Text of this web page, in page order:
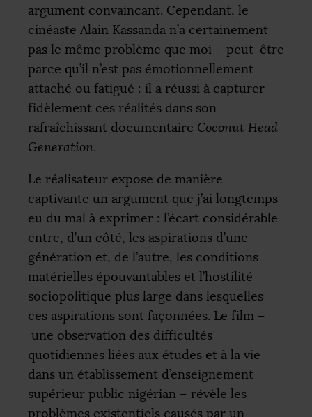
argument convaincant. Cependant, le
cinéaste Alain Kassanda n’a certainement
pas le même problème que moi – peut-être
parce qu’il n’est pas émotionnellement
attaché ou fatigué : il a réussi à capturer
fidèlement ces réalités dans son
rafraîchissant documentaire Coconut Head
Generation.
Le réalisateur expose de manière
captivante un argument que j’ai longtemps
eu du mal à exprimer : l’écart considérable
entre, d’un côté, les aspirations d’une
génération et, de l’autre, les conditions
matérielles épouvantables et l’hostilité
sociopolitique plus large dans lesquelles
ces aspirations sont façonnées. Le film –
une observation des difficultés
quotidiennes liées aux études et à la vie
dans un établissement d’enseignement
supérieur public nigérian – révèle les
problèmes existentiels causés par un